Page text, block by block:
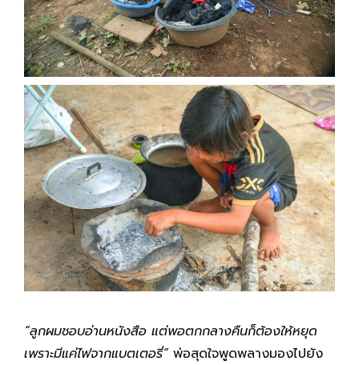
“ลูกผมชอบอ่านหนังสือ แต่พอตกกลางคืนก็ต้องให้หยุด
เพราะมีแค่ไฟจากแบตเตอรี่”พ่อสุดใจพูดพลางมองไปยัง